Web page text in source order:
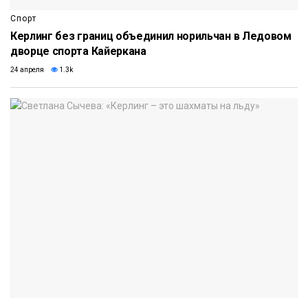
Спорт
Керлинг без границ объединил норильчан в Ледовом
дворце спорта Кайеркана
24 апреля 1.3k